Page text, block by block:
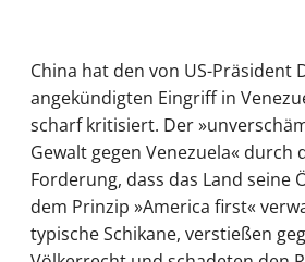
China hat den von US-Präsident
angekündigten Eingriff in
scharf kritisiert. Der
Gewalt gegen Venezuela« durch
Forderung, dass das Land seine
dem Prinzip »America first«
typische Schikane, verstießen